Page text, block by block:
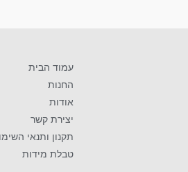
עמוד הבית
החנות
אודות
יצירת קשר
תקנון ותנאי
טבלת מידות